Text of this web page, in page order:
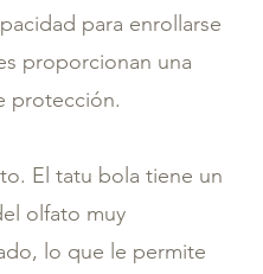
para enrollarse
proporcionan una
protección.
El tatu bola tiene un
olfato muy
lo que le permite